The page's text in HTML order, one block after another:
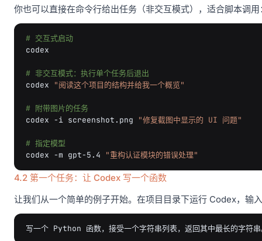
你也可以直接在命令行给出任务（非交互模式），适合脚本调用
# 交互式启动
codex
# 非交互模式：执行单个任务后退出
codex
"阅读这个项目的结构并给我一个概览"
# 附带图片的任务
codex -i screenshot.png "修复截图中显示的 UI 问题"
# 指定模型
codex -m gpt-5.4 "重构认证模块的错误处理"
4.2 第一个任务：让 Codex 写一个函数
让我们从一个简单的例子开始。在项目目录下运行 Codex，输